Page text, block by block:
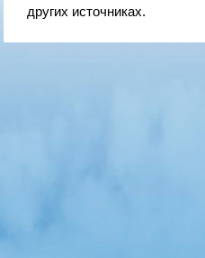
других источниках.